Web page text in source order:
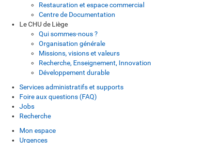
Restauration et espace commercial
Centre de Documentation
Le CHU de Liège
Qui sommes-nous ?
Organisation générale
Missions, visions et valeurs
Recherche, Enseignement, Innovation
Développement durable
Services administratifs et supports
Foire aux questions (FAQ)
Jobs
Recherche
Mon espace
Urgences